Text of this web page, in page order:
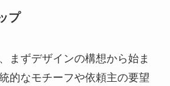
プ
まずデザインの構想から始ま
的なモチーフや依頼主の要望